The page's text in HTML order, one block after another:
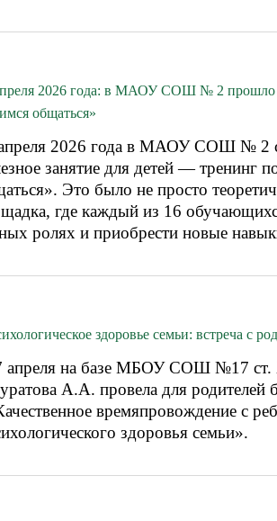
2026 года: в МАОУ СОШ № 2 прошло
общаться»
2026 года в МАОУ СОШ № 2
занятие для детей — тренинг
Это было не просто
где каждый из 16
ролях и приобрести новые
здоровье семьи: встреча с
апреля на базе МБОУ СОШ №17 ст.
А.А. провела для родителей
времяпровождение с
здоровья семьи».